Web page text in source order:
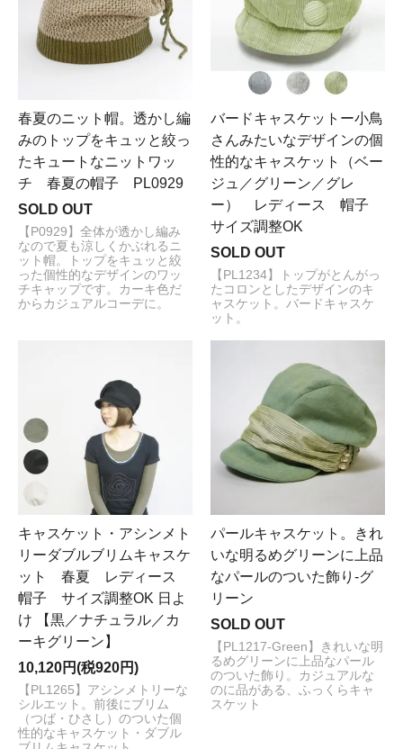
春夏のニット帽。透かし編
みのトップをキュッと絞っ
たキュートなニットワッ
チ 春夏の帽子 PL0929
SOLD OUT
【P0929】全体が透かし編み
なので夏も涼しくかぶれるニ
ット帽。トップをキュッと絞
った個性的なデザインのワッ
チキャップです。カーキ色だ
からカジュアルコーデに。
バードキャスケットー小鳥
さんみたいなデザインの個
性的なキャスケット（ベー
ジュ／グリーン／グレ
ー） レディース 帽子
サイズ調整OK
SOLD OUT
【PL1234】トップがとんがっ
たコロンとしたデザインのキ
ャスケット。バードキャスケ
ット。
キャスケット・アシンメト
リーダブルブリムキャスケ
ット 春夏 レディース
帽子 サイズ調整OK 日よ
け 【黒／ナチュラル／カ
ーキグリーン】
10,120円(税920円)
【PL1265】アシンメトリーな
シルエット。前後にブリム
（つば・ひさし）のついた個
性的なキャスケット・ダブル
パールキャスケット。きれ
いな明るめグリーンに上品
なパールのついた飾り-グ
リーン
SOLD OUT
【PL1217-Green】きれいな明
るめグリーンに上品なパール
のついた飾り。カジュアルな
のに品がある、ふっくらキャ
スケット